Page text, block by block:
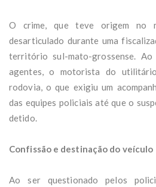
O crime, que teve origem no
desarticulado durante uma
território sul-mato-grossense.
agentes, o motorista do
rodovia, o que exigiu um
das equipes policiais até que o
detido.
Confissão e destinação do veículo
Ao ser questionado pelos